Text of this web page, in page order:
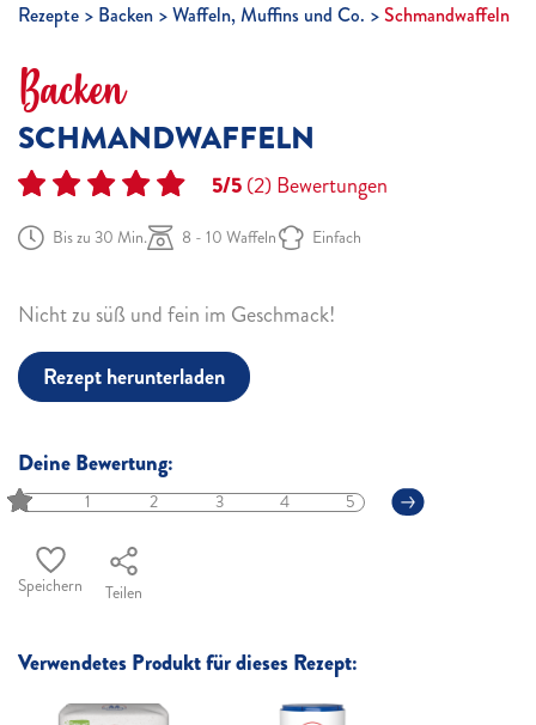
Rezepte Backen Waffeln, Muffins und Co. Schmandwaffeln
Backen
SCHMANDWAFFELN
5/5(2)Bewertungen
Bis zu 30 Min. 8 - 10 Waffeln Einfach
Nicht zu süß und fein im Geschmack!
Rezept herunterladen
Deine Bewertung:
1 2 3 4 5
Speichern Teilen
Verwendetes Produkt für dieses Rezept: